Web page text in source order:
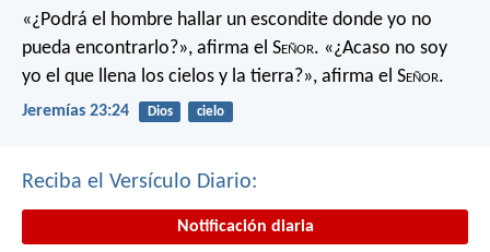
«¿Podrá el hombre hallar un escondite donde yo no
pueda encontrarlo?», afirma el Señor. «¿Acaso no soy
yo el que llena los cielos y la tierra?», afirma el Señor.
Jeremías 23:24 Dios cielo
Reciba el Versículo Diario:
Notificación diaria